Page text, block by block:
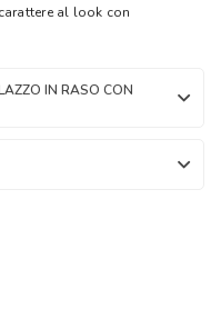
al look con
IN RASO CON